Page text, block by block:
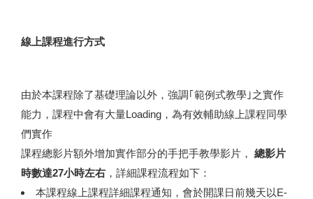
線上課程進行方式
由於本課程除了基礎理論以外，強調｢範例式教學｣之實作
能力，課程中會有大量Loading，為有效輔助線上課程同學
們實作
課程總影片額外增加實作部分的手把手教學影片， 總影片
時數達27小時左右 ，詳細課程流程如下：
本課程線上課程詳細課程通知，會於開課日前幾天以E-